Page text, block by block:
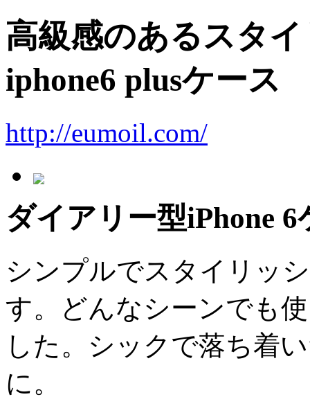
高級感のあるスタ
iphone6 plusケース
http://eumoil.com/
ダイアリー型iPhone 6
シンプルでスタイリッ
す。どんなシーンでも
した。シックで落ち着
に。